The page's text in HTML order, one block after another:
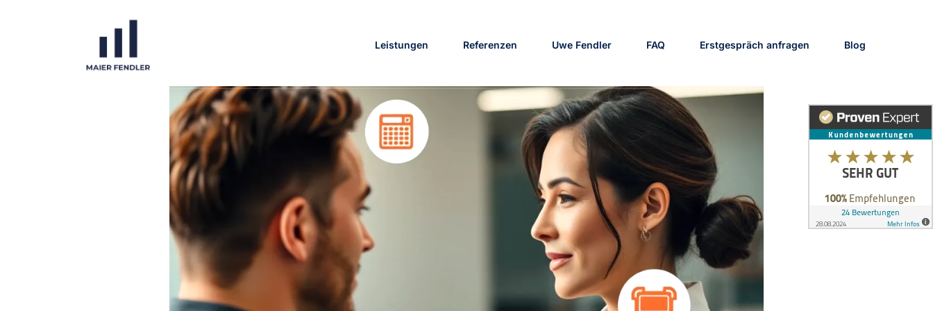
Leistungen Referenzen Uwe Fendler FAQ Erstgespräch anfragen Blog